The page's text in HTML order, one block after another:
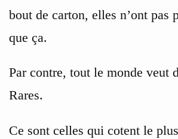
bout de carton, elles n’ont pas
que ça.
Par contre, tout le monde veut
Rares.
Ce sont celles qui cotent le